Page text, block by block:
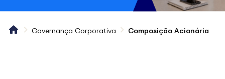
Governança Corporativa Composição Acionária